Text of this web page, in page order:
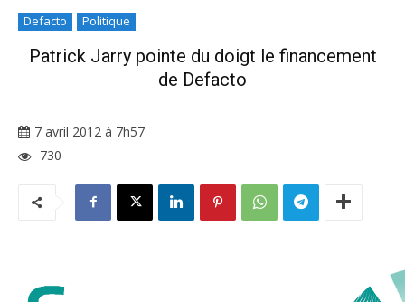
Defacto Politique
Patrick Jarry pointe du doigt le financement
de Defacto
7 avril 2012 à 7h57
730